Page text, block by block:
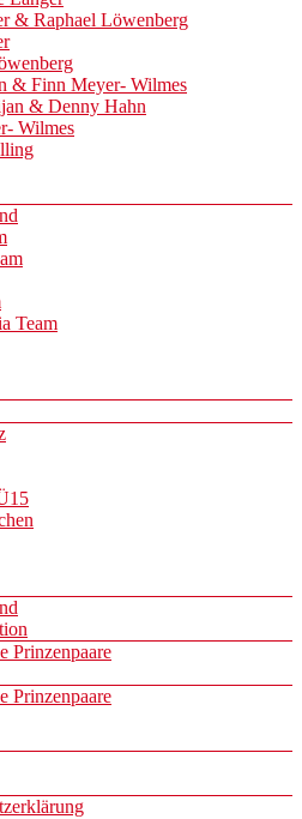
& Raphael Löwenberg
& Finn Meyer- Wilmes
& Denny Hahn
Wilmes
Team
Prinzenpaare
Prinzenpaare